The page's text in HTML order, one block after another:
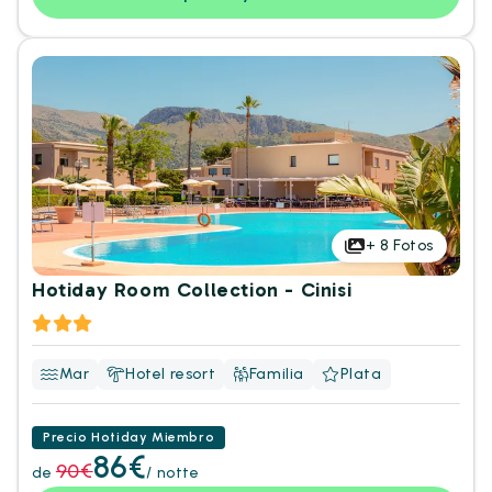
+ 8 Fotos
Hotiday Room Collection - Cinisi
Mar Hotel resort Familia Plata
Precio Hotiday Miembro
de 90€86€/ notte